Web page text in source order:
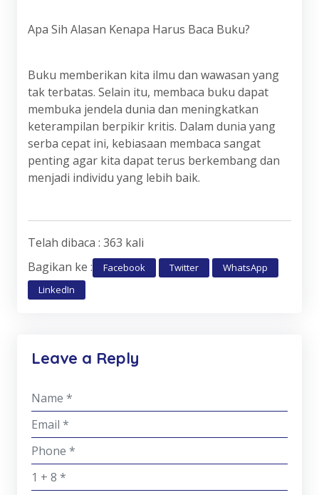
Apa Sih Alasan Kenapa Harus Baca Buku?
Buku memberikan kita ilmu dan wawasan yang
tak terbatas. Selain itu, membaca buku dapat
membuka jendela dunia dan meningkatkan
keterampilan berpikir kritis. Dalam dunia yang
serba cepat ini, kebiasaan membaca sangat
penting agar kita dapat terus berkembang dan
menjadi individu yang lebih baik.
Telah dibaca : 363 kali
Bagikan ke :
Facebook Twitter
WhatsApp
LinkedIn
Leave a Reply